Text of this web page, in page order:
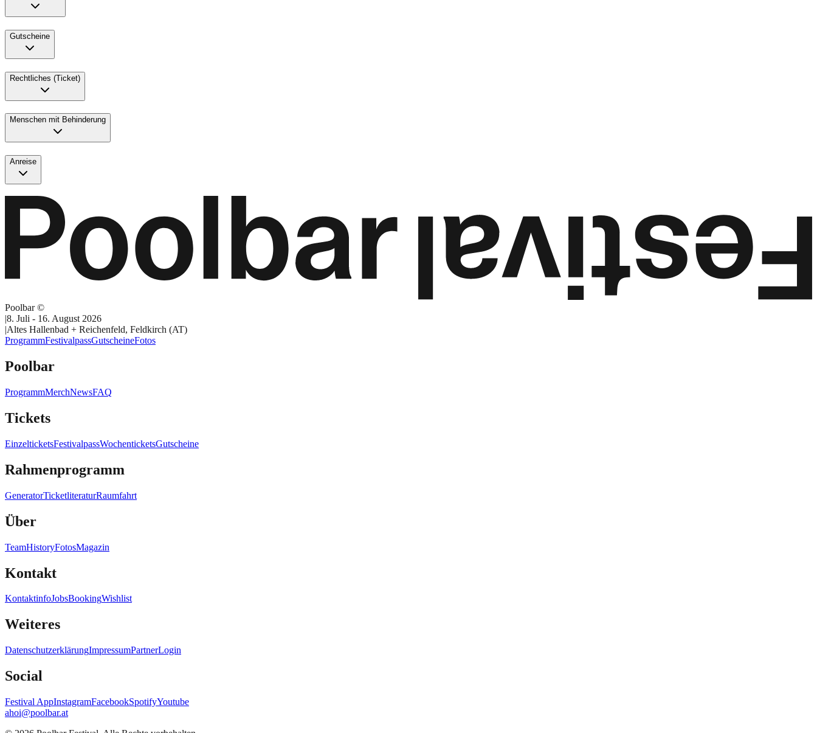
Gutscheine
Rechtliches (Ticket)
Menschen mit Behinderung
Anreise
Poolbar ©
|8. Juli - 16. August 2026
|Altes Hallenbad + Reichenfeld, Feldkirch (AT)
ProgrammFestivalpassGutscheineFotos
Poolbar
ProgrammMerchNewsFAQ
Tickets
EinzelticketsFestivalpassWochenticketsGutscheine
Rahmenprogramm
GeneratorTicketliteraturRaumfahrt
Über
TeamHistoryFotosMagazin
Kontakt
KontaktinfoJobsBookingWishlist
Weiteres
DatenschutzerklärungImpressumPartnerLogin
Social
Festival AppInstagramFacebookSpotifyYoutube
ahoi@poolbar.at